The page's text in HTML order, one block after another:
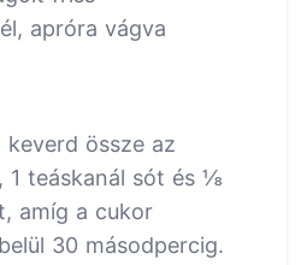
apróra vágva
össze az
1 teáskanál sót és ⅛
amíg a cukor
30 másodpercig.